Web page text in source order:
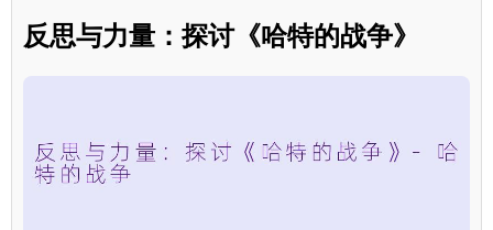
反思与力量：探讨《哈特的战争》